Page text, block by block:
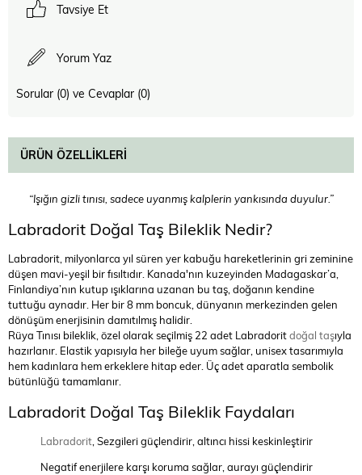
Tavsiye Et
Yorum Yaz
Sorular (0) ve Cevaplar (0)
ÜRÜN ÖZELLIKLERI
“Işığın gizli tınısı, sadece uyanmış kalplerin yankısında duyulur.”
Labradorit Doğal Taş Bileklik Nedir?
Labradorit, milyonlarca yıl süren yer kabuğu hareketlerinin gri zeminine
düşen mavi-yeşil bir fısıltıdır. Kanada'nın kuzeyinden Madagaskar’a,
Finlandiya’nın kutup ışıklarına uzanan bu taş, doğanın kendine
tuttuğu aynadır. Her bir 8 mm boncuk, dünyanın merkezinden gelen
dönüşüm enerjisinin damıtılmış halidir.
Rüya Tınısı bileklik, özel olarak seçilmiş 22 adet Labradoritdoğal taşıyla
hazırlanır. Elastik yapısıyla her bileğe uyum sağlar, unisex tasarımıyla
hem kadınlara hem erkeklere hitap eder. Üç adet aparatla sembolik
bütünlüğü tamamlanır.
Labradorit Doğal Taş Bileklik Faydaları
Labradorit, Sezgileri güçlendirir, altıncı hissi keskinleştirir
Negatif enerjilere karşı koruma sağlar, aurayı güçlendirir